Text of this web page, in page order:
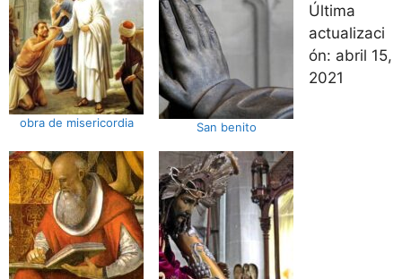
obra de misericordia San benito
Última
actualizaci
ón: abril 15,
2021